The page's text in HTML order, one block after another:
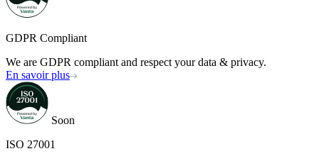
GDPR Compliant
We are GDPR compliant and respect your data & privacy.
En savoir plus
Soon
ISO 27001